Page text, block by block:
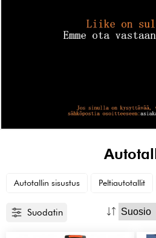
Autotallin sisustus Peltiautotallit
Suodatin